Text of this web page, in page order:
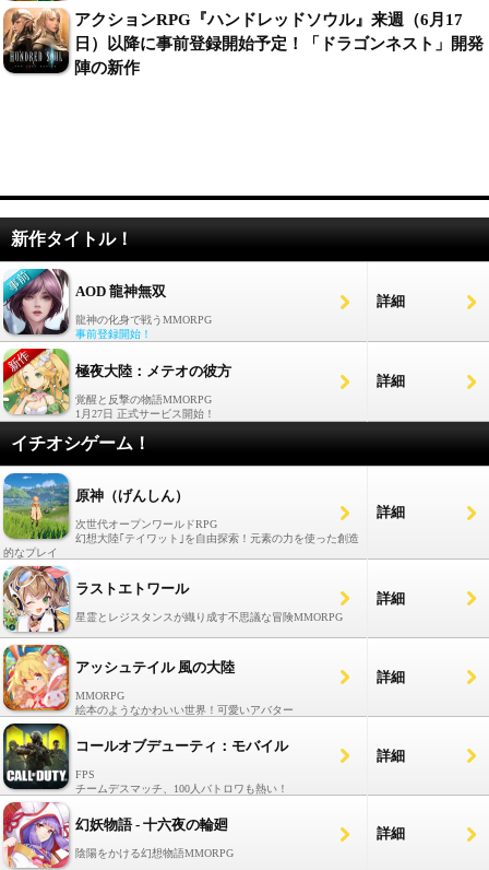
アクションRPG『ハンドレッドソウル』来週（6月17
日）以降に事前登録開始予定！「ドラゴンネスト」開発
陣の新作
新作タイトル！
AOD 龍神無双
龍神の化身で戦うMMORPG
事前登録開始！
詳細
極夜大陸：メテオの彼方
覚醒と反撃の物語MMORPG
1月27日 正式サービス開始！
詳細
イチオシゲーム！
原神（げんしん）
次世代オープンワールドRPG
幻想大陸｢テイワット｣を自由探索！元素の力を使った創造
的なプレイ
詳細
ラストエトワール
星霊とレジスタンスが織り成す不思議な冒険MMORPG
詳細
アッシュテイル 風の大陸
MMORPG
絵本のようなかわいい世界！可愛いアバター
詳細
コールオブデューティ：モバイル
FPS
チームデスマッチ、100人バトロワも熱い！
詳細
幻妖物語 - 十六夜の輪廻
陰陽をかける幻想物語MMORPG
詳細